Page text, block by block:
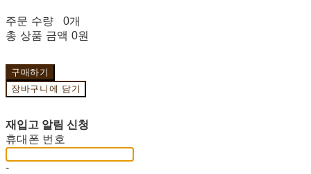
주문 수량
0개
총 상품 금액 0원
구매하기
장바구니에 담기
재입고 알림 신청
휴대폰 번호
-